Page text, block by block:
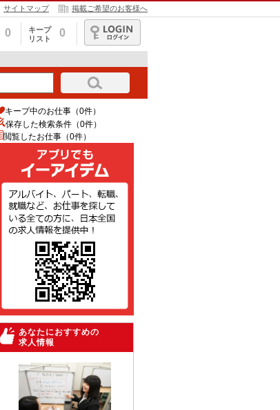
サイトマップ 掲載ご希望のお客様へ
0
キープ
リスト
0
ログイン
キープ中のお仕事（0件）
保存した検索条件（0件）
閲覧したお仕事（0件）
あなたにおすすめの
求人情報